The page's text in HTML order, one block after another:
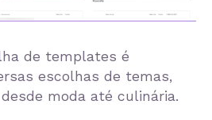
de templates é
escolhas de temas,
moda até culinária.